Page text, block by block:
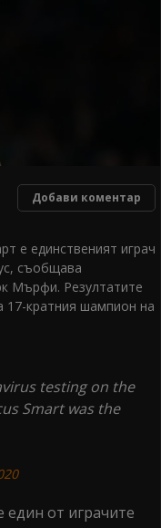
Добави коментар
е единственият играч
съобщава
Мърфи. Резултатите
17-кратния шампион на
testing on the
Smart was the
един от играчите